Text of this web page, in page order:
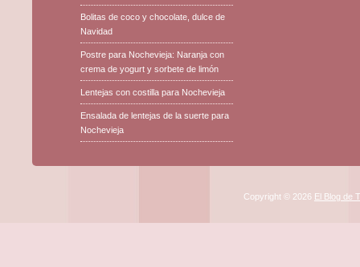
Bolitas de coco y chocolate, dulce de
Navidad
Postre para Nochevieja: Naranja con
crema de yogurt y sorbete de limón
Lentejas con costilla para Nochevieja
Ensalada de lentejas de la suerte para
Nochevieja
Copyright © 2026 El Blog de